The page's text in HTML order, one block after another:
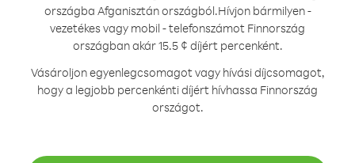
országba Afganisztán országból.Hívjon bármilyen -
vezetékes vagy mobil - telefonszámot Finnország
országban akár 15.5 ¢ díjért percenként.
Vásároljon egyenlegcsomagot vagy hívási díjcsomagot,
hogy a legjobb percenkénti díjért hívhassa Finnország
országot.